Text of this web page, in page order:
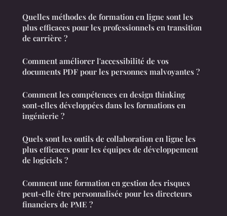
Quelles méthodes de formation en ligne sont les
plus efficaces pour les professionnels en transition
de carrière ?
Comment améliorer l'accessibilité de vos
documents PDF pour les personnes malvoyantes ?
Comment les compétences en design thinking
sont-elles développées dans les formations en
ingénierie ?
Quels sont les outils de collaboration en ligne les
plus efficaces pour les équipes de développement
de logiciels ?
Comment une formation en gestion des risques
peut-elle être personnalisée pour les directeurs
financiers de PME ?